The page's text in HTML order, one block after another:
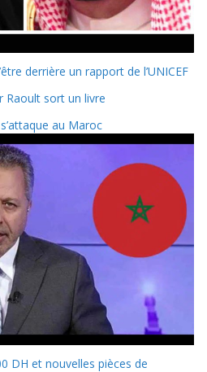
derrière un rapport de l’UNICEF
Raoult sort un livre
au Maroc
DH et nouvelles pièces de